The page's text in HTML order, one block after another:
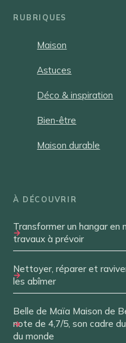
RUBRIQUES
Maison
Astuces
Déco & inspiration
Bien-être
Maison durable
À DÉCOUVRIR
Transformer un hangar en
travaux à prévoir
Nettoyer, réparer et
les abîmer
Belle de Maïa Maison de
note de 4,7/5, son cadre
du monde